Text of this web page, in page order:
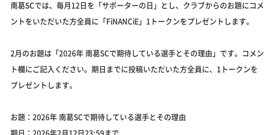
南葛SCでは、毎月12日を「サポーターの日」とし、クラブからのお題にコメ
ントをいただいた方全員に「FiNANCiE」1トークンをプレゼントします。
2月のお題は「2026年 南葛SCで期待している選手とその理由」です。コメン
ト欄にご記入ください。期日までに投稿いただいた方全員に、1トークンを
プレゼントします。
お題：2026年 南葛SCで期待している選手とその理由